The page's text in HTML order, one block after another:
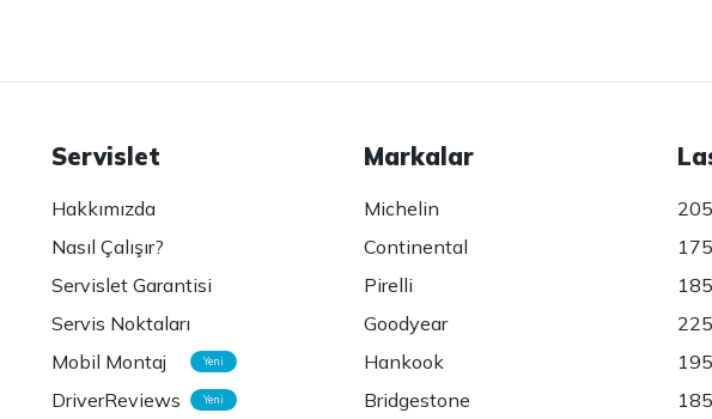
Servislet
Hakkımızda
Nasıl Çalışır?
Servislet Garantisi
Servis Noktaları
Mobil Montaj
Yeni
DriverReviews Yeni
Markalar
Michelin
Continental
Pirelli
Goodyear
Hankook
Bridgestone